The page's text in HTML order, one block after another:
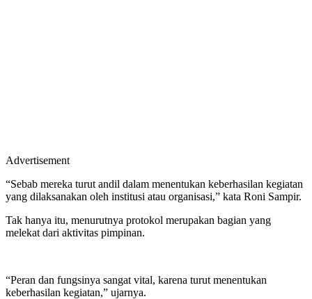
Advertisement
“Sebab mereka turut andil dalam menentukan keberhasilan kegiatan
yang dilaksanakan oleh institusi atau organisasi,” kata Roni Sampir.
Tak hanya itu, menurutnya protokol merupakan bagian yang
melekat dari aktivitas pimpinan.
“Peran dan fungsinya sangat vital, karena turut menentukan
keberhasilan kegiatan,” ujarnya.